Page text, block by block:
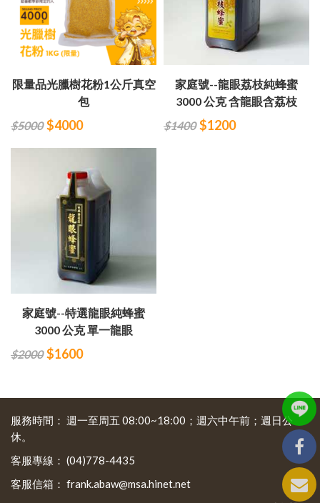
限量品光臘樹花粉1公斤真空
包
$5000 $4000
家庭號--龍眼荔枝純蜂蜜
3000 公克 含龍眼含荔枝
$1400 $1200
家庭號--特選龍眼純蜂蜜
3000 公克 單一龍眼
$2000 $1600
服務時間： 週一至周五 08:00~18:00；週六中午前；週日公
休。
客服專線： (04)778-4435
客服信箱： frank.abaw@msa.hinet.net